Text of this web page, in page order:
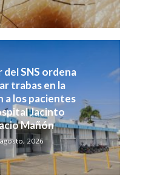
SNS ordena
trabas en la
a los pacientes
Jacinto
Mañón
2026